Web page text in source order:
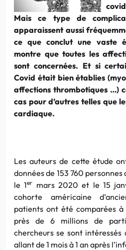
Mais ce type de
apparaissent aussi
ce que conclut une vaste
montre que toutes les
sont concernées. Et si
Covid était bien établies
affections thrombotiques …)
cas pour d’autres telles que
cardiaque.
Les auteurs de cette étude
données de 153 760
le 1er mars 2020 et le 15
cohorte américaine
patients ont été comparées
près de 6 millions de
chercheurs se sont
allant de 1 mois à 1 an après